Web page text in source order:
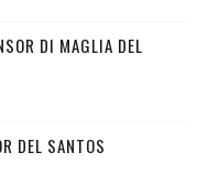
DI MAGLIA DEL
DEL SANTOS